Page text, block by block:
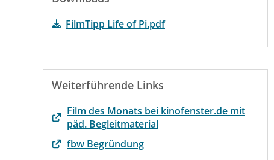
FilmTipp Life of Pi.pdf
Weiterführende Links
Film des Monats bei kinofenster.de mit
päd. Begleitmaterial
fbw Begründung